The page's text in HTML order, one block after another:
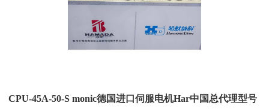
CPU-45A-50-S monic德国进口伺服电机Har中国总代理型号